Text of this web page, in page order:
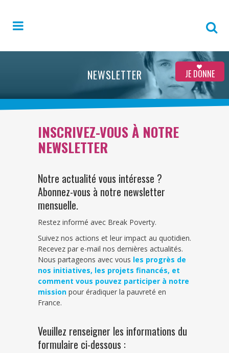
JE DONNE
NEWSLETTER
INSCRIVEZ-VOUS À NOTRE
NEWSLETTER
Notre actualité vous intéresse ?
Abonnez-vous à notre newsletter
mensuelle.
Restez informé avec Break Poverty.
Suivez nos actions et leur impact au quotidien.
Recevez par e-mail nos dernières actualités.
Nous partageons avec vous les progrès de
nos initiatives, les projets financés, et
comment vous pouvez participer à notre
mission pour éradiquer la pauvreté en
France.
Veuillez renseigner les informations du
formulaire ci-dessous :